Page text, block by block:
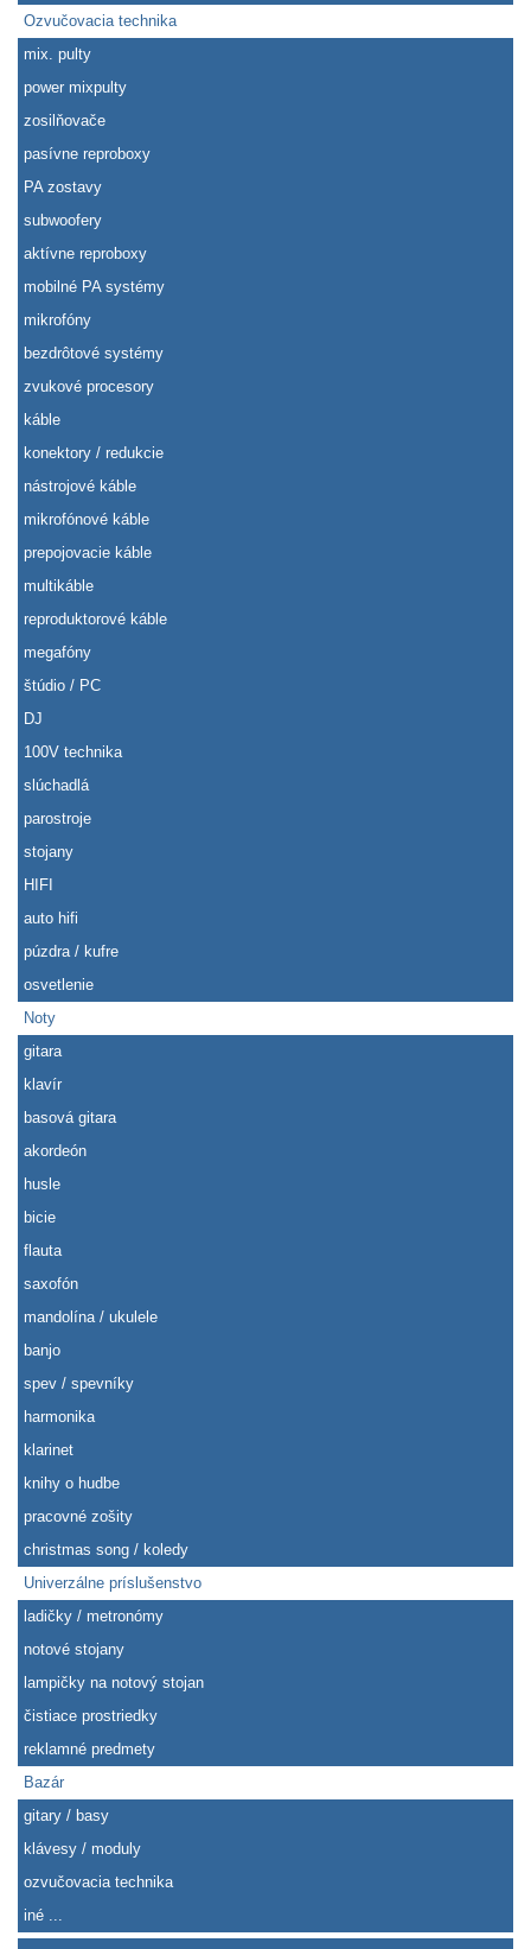
Ozvučovacia technika
mix. pulty
power mixpulty
zosilňovače
pasívne reproboxy
PA zostavy
subwoofery
aktívne reproboxy
mobilné PA systémy
mikrofóny
bezdrôtové systémy
zvukové procesory
káble
konektory / redukcie
nástrojové káble
mikrofónové káble
prepojovacie káble
multikáble
reproduktorové káble
megafóny
štúdio / PC
DJ
100V technika
slúchadlá
parostroje
stojany
HIFI
auto hifi
púzdra / kufre
osvetlenie
Noty
gitara
klavír
basová gitara
akordeón
husle
bicie
flauta
saxofón
mandolína / ukulele
banjo
spev / spevníky
harmonika
klarinet
knihy o hudbe
pracovné zošity
christmas song / koledy
Univerzálne príslušenstvo
ladičky / metronómy
notové stojany
lampičky na notový stojan
čistiace prostriedky
reklamné predmety
Bazár
gitary / basy
klávesy / moduly
ozvučovacia technika
iné ...